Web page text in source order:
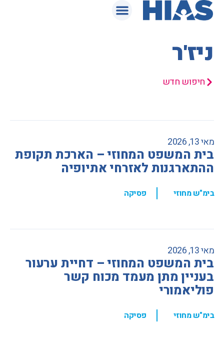
ניז'ר
חיפוש חדש
מאי 13, 2026
בית המשפט המחוזי – הארכת תקופת
ההתארגנות לאזרחי אתיופיה
בימ"ש מחוזי , פסיקה
מאי 13, 2026
בית המשפט המחוזי – דחיית ערעור
בעניין מתן מעמד מכוח קשר
פוליאמורי
בימ"ש מחוזי , פסיקה